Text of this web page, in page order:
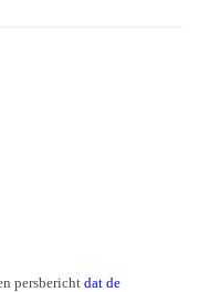
persberichtdat de